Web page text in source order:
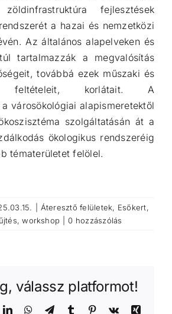
fejlesztések
a hazai és nemzetközi
Az általános alapelveken és
tartalmazzák a megvalósítás
továbbá ezek műszaki és
feltételeit, korlátait. A
városökológiai alapismeretektől
szolgáltatásán át a
ökologikus rendszeréig
tématerületet felölel.
Áteresztő felületek, Esőkert,
,workshop 0 hozzászólás
válassz platformot!
LinkedInWhatsApp
TelegramTumblr Pinterest
Vk Xing